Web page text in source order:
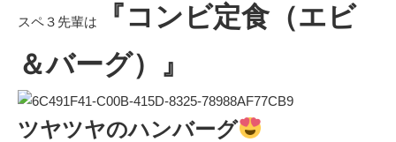
スペ３先輩は
『コンビ定食（エビ
＆バーグ）』
ツヤツヤのハンバーグ